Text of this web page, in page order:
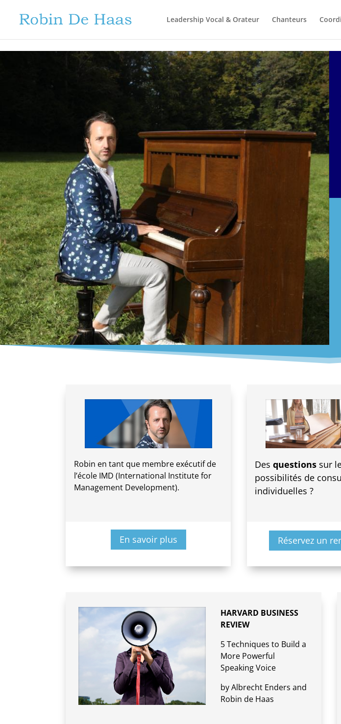
Leadership Vocal & Orateur
Chanteurs
Robin en tant que membre exécutif de
l’école IMD (International Institute for
Management Development).
En savoir plus
Desquestions sur
possibilités de
individuelles ?
Réservez un
HARVARD BUSINESS
REVIEW
5 Techniques to Build a
More Powerful
Speaking Voice
by Albrecht Enders and
Robin de Haas